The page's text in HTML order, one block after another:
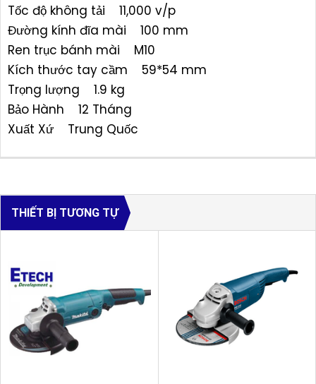
Tốc độ không tải 11,000 v/p
Đường kính đĩa mài 100 mm
Ren trục bánh mài M10
Kích thước tay cầm 59*54 mm
Trọng lượng 1.9 kg
Bảo Hành 12 Tháng
Xuất Xứ Trung Quốc
THIẾT BỊ TƯƠNG TỰ